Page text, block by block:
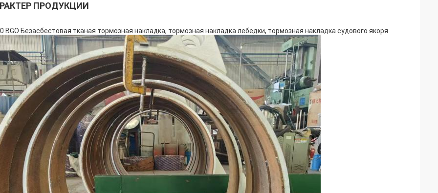
ПРОДУКЦИИ
BGO Безасбестовая тканая тормозная накладка, тормозная накладка лебедки, тормозная накладка судового якоря